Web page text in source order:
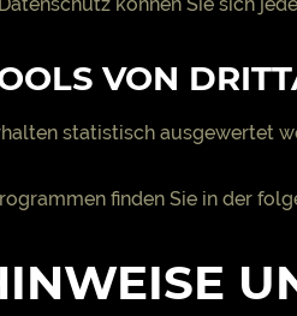
VON
statistisch ausgewertet
finden Sie in der